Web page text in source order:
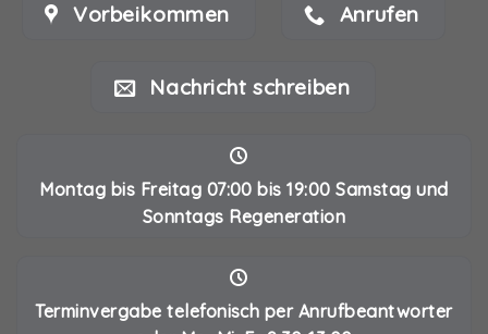
Vorbeikommen Anrufen
Nachricht schreiben
Montag bis Freitag 07:00 bis 19:00 Samstag und
Sonntags Regeneration
Terminvergabe telefonisch per Anrufbeantworter